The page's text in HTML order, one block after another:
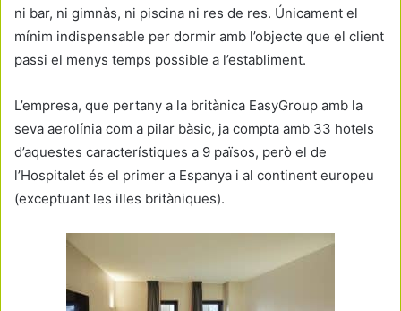
ni bar, ni gimnàs, ni piscina ni res de res. Únicament el
mínim indispensable per dormir amb l’objecte que el client
passi el menys temps possible a l’establiment.
L’empresa, que pertany a la britànica EasyGroup amb la
seva aerolínia com a pilar bàsic, ja compta amb 33 hotels
d’aquestes característiques a 9 països, però el de
l’Hospitalet és el primer a Espanya i al continent europeu
(exceptuant les illes britàniques).